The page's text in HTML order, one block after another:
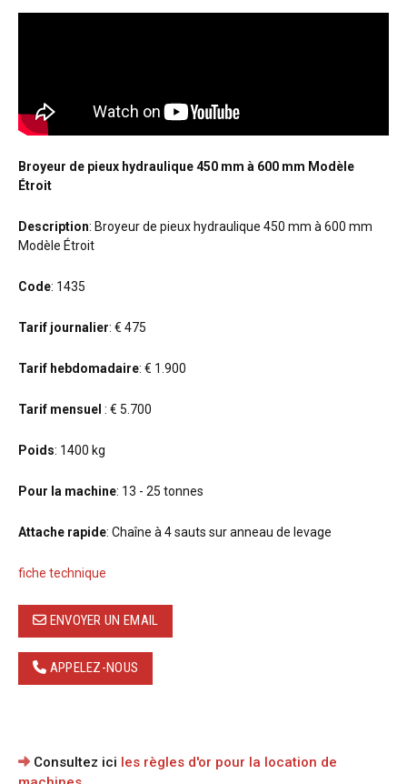
Broyeur de pieux hydraulique 450 mm à 600 mm Modèle
Étroit
Description: Broyeur de pieux hydraulique 450 mm à 600 mm
Modèle Étroit
Code: 1435
Tarif journalier: € 475
Tarif hebdomadaire: € 1.900
Tarif mensuel : € 5.700
Poids: 1400 kg
Pour la machine: 13 - 25 tonnes
Attache rapide: Chaîne à 4 sauts sur anneau de levage
fiche technique
ENVOYER UN EMAIL
APPELEZ-NOUS
Consultez ici les règles d'or pour la location de